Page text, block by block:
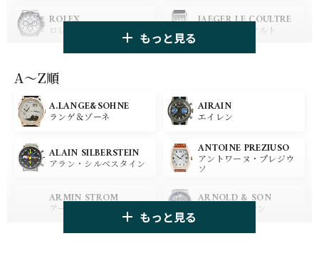
ROLEX
ロレックス
JAEGER LE COULTRE
ジャガー・ルクルト
パネライ
OMEGA
オメガ
BREGUET
ブレゲ
BLANCPAIN
ブランパン
BREITLING
ブライトリング
HUBLOT
ウブロ
ZENITH
もっと見る
A〜Z順
A.LANGE&SOHNE
ランゲ＆ゾーネ
AIRAIN
エイレン
ALAIN SILBERSTEIN
アラン・シルベスタイン
ANTOINE PREZIUSO
アントワーヌ・プレジウ
ソ
ARMIN STROM
アーミン・シュトローム
ARNOLD & SON
アーノルド&サン
もっと見る